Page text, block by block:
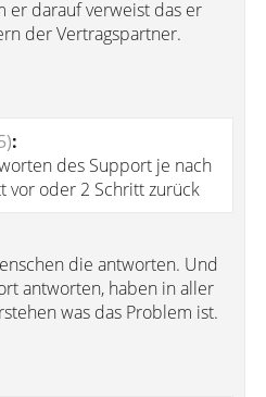
er darauf verweist das er
der Vertragspartner.
:
des Support je nach
vor oder 2 Schritt zurück
die antworten. Und
antworten, haben in aller
was das Problem ist.